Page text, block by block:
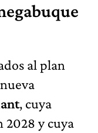
al plan
, cuya
2028 y cuya